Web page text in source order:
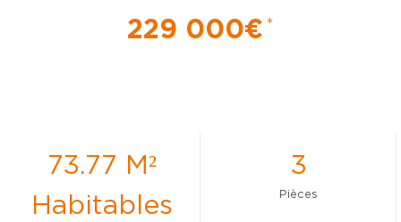
229 000€ *
73.77 M²
Habitables
3
Pièces